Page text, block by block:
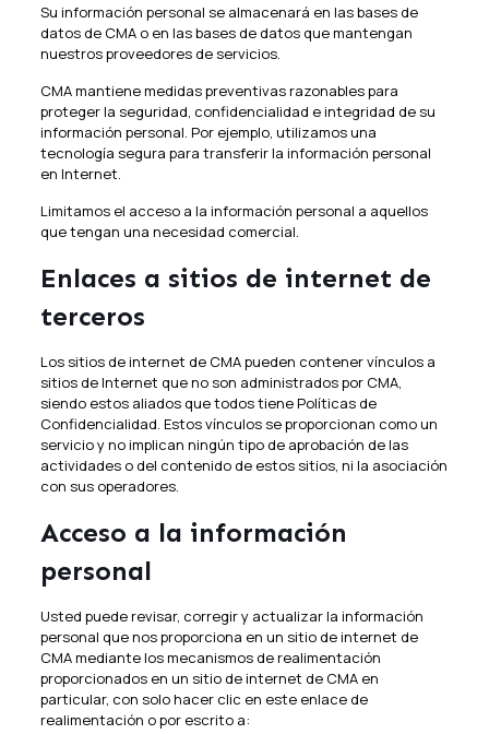
Su información personal se almacenará en las bases de
datos de CMA o en las bases de datos que mantengan
nuestros proveedores de servicios.
CMA mantiene medidas preventivas razonables para
proteger la seguridad, confidencialidad e integridad de su
información personal. Por ejemplo, utilizamos una
tecnología segura para transferir la información personal
en Internet.
Limitamos el acceso a la información personal a aquellos
que tengan una necesidad comercial.
Enlaces a sitios de internet de
terceros
Los sitios de internet de CMA pueden contener vínculos a
sitios de Internet que no son administrados por CMA,
siendo estos aliados que todos tiene Políticas de
Confidencialidad. Estos vínculos se proporcionan como un
servicio y no implican ningún tipo de aprobación de las
actividades o del contenido de estos sitios, ni la asociación
con sus operadores.
Acceso a la información
personal
Usted puede revisar, corregir y actualizar la información
personal que nos proporciona en un sitio de internet de
CMA mediante los mecanismos de realimentación
proporcionados en un sitio de internet de CMA en
particular, con solo hacer clic en este enlace de
realimentación o por escrito a: